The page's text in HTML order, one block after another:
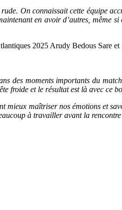
On connaissait cette équipe
en avoir d’autres, même
des moments importants du
froide et le résultat est là avec ce
maîtriser nos émotions et
à travailler avant la